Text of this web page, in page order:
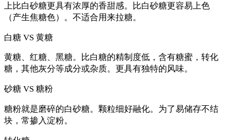
上比白砂糖更具有浓厚的香甜感。比白砂糖更容易上色
（产生焦糖色）。不适合用来拉糖。
白糖 VS 黄糖
黄糖、红糖、黑糖。比白糖的精制度低，含有糖蜜，转化
糖，其他灰分等成分或杂质。更具有独特的风味。
砂糖 VS 糖粉
糖粉就是磨碎的白砂糖。颗粒细好融化。为了易储存不结
块，常掺入淀粉。